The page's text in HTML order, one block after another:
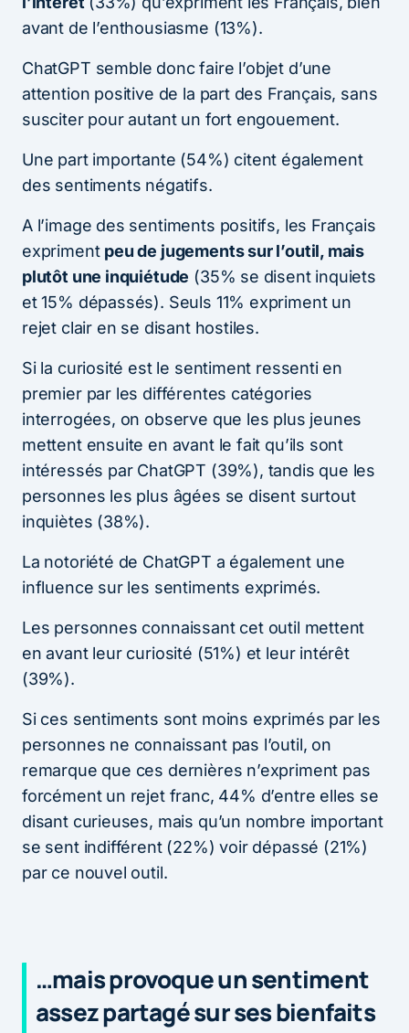
avant de l’enthousiasme (13%).
ChatGPT semble donc faire l’objet d’une
attention positive de la part des Français, sans
susciter pour autant un fort engouement.
Une part importante (54%) citent également
des sentiments négatifs.
A l’image des sentiments positifs, les Français
expriment peu de jugements sur l’outil, mais
plutôt une inquiétude (35% se disent inquiets
et 15% dépassés). Seuls 11% expriment un
rejet clair en se disant hostiles.
Si la curiosité est le sentiment ressenti en
premier par les différentes catégories
interrogées, on observe que les plus jeunes
mettent ensuite en avant le fait qu’ils sont
intéressés par ChatGPT (39%), tandis que les
personnes les plus âgées se disent surtout
inquiètes (38%).
La notoriété de ChatGPT a également une
influence sur les sentiments exprimés.
Les personnes connaissant cet outil mettent
en avant leur curiosité (51%) et leur intérêt
(39%).
Si ces sentiments sont moins exprimés par les
personnes ne connaissant pas l’outil, on
remarque que ces dernières n’expriment pas
forcément un rejet franc, 44% d’entre elles se
disant curieuses, mais qu’un nombre important
se sent indifférent (22%) voir dépassé (21%)
par ce nouvel outil.
…mais provoque un sentiment
assez partagé sur ses bienfaits